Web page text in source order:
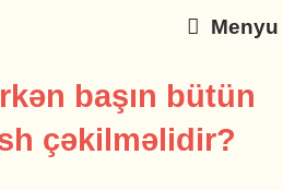
Menyu
başın bütün
çəkilməlidir?